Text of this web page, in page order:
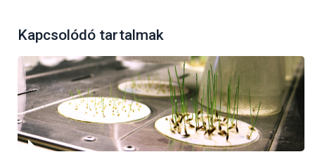
Kapcsolódó tartalmak